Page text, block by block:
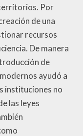
Por
de una
recursos
De manera
de
ayudó a
instituciones no
las leyes